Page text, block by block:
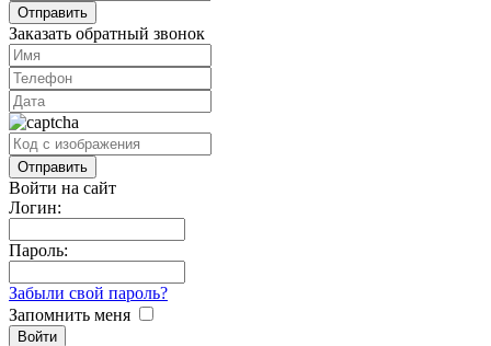
Заказать обратный звонок
Войти на сайт
Логин:
Пароль:
Забыли свой пароль?
Запомнить меня